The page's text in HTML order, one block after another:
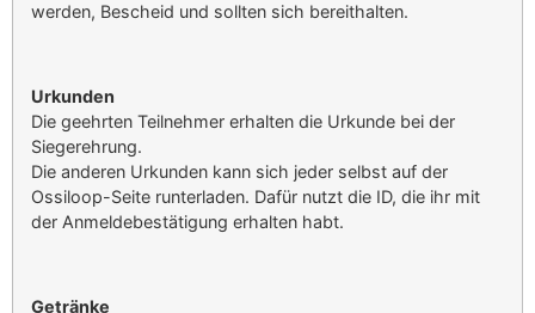
werden, Bescheid und sollten sich bereithalten.
Urkunden
Die geehrten Teilnehmer erhalten die Urkunde bei der
Siegerehrung.
Die anderen Urkunden kann sich jeder selbst auf der
Ossiloop-Seite runterladen. Dafür nutzt die ID, die ihr mit
der Anmeldebestätigung erhalten habt.
Getränke